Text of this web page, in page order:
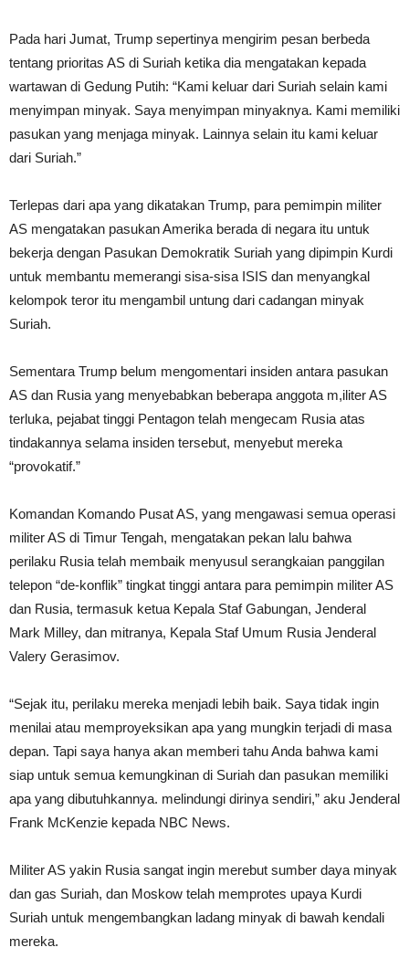
Pada hari Jumat, Trump sepertinya mengirim pesan berbeda
tentang prioritas AS di Suriah ketika dia mengatakan kepada
wartawan di Gedung Putih: “Kami keluar dari Suriah selain kami
menyimpan minyak. Saya menyimpan minyaknya. Kami memiliki
pasukan yang menjaga minyak. Lainnya selain itu kami keluar
dari Suriah.”
Terlepas dari apa yang dikatakan Trump, para pemimpin militer
AS mengatakan pasukan Amerika berada di negara itu untuk
bekerja dengan Pasukan Demokratik Suriah yang dipimpin Kurdi
untuk membantu memerangi sisa-sisa ISIS dan menyangkal
kelompok teror itu mengambil untung dari cadangan minyak
Suriah.
Sementara Trump belum mengomentari insiden antara pasukan
AS dan Rusia yang menyebabkan beberapa anggota m,iliter AS
terluka, pejabat tinggi Pentagon telah mengecam Rusia atas
tindakannya selama insiden tersebut, menyebut mereka
“provokatif.”
Komandan Komando Pusat AS, yang mengawasi semua operasi
militer AS di Timur Tengah, mengatakan pekan lalu bahwa
perilaku Rusia telah membaik menyusul serangkaian panggilan
telepon “de-konflik” tingkat tinggi antara para pemimpin militer AS
dan Rusia, termasuk ketua Kepala Staf Gabungan, Jenderal
Mark Milley, dan mitranya, Kepala Staf Umum Rusia Jenderal
Valery Gerasimov.
“Sejak itu, perilaku mereka menjadi lebih baik. Saya tidak ingin
menilai atau memproyeksikan apa yang mungkin terjadi di masa
depan. Tapi saya hanya akan memberi tahu Anda bahwa kami
siap untuk semua kemungkinan di Suriah dan pasukan memiliki
apa yang dibutuhkannya. melindungi dirinya sendiri,” aku Jenderal
Frank McKenzie kepada NBC News.
Militer AS yakin Rusia sangat ingin merebut sumber daya minyak
dan gas Suriah, dan Moskow telah memprotes upaya Kurdi
Suriah untuk mengembangkan ladang minyak di bawah kendali
mereka.